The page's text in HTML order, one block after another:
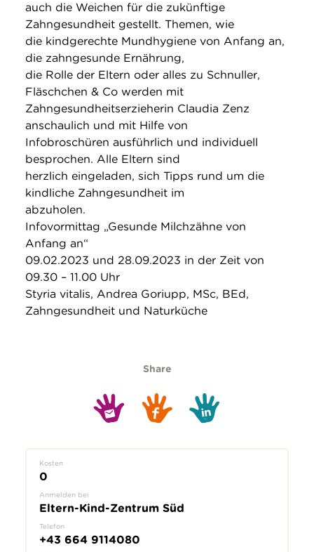
auch die Weichen für die zukünftige
Zahngesundheit gestellt. Themen, wie
die kindgerechte Mundhygiene von Anfang an,
die zahngesunde Ernährung,
die Rolle der Eltern oder alles zu Schnuller,
Fläschchen & Co werden mit
Zahngesundheitserzieherin Claudia Zenz
anschaulich und mit Hilfe von
Infobroschüren ausführlich und individuell
besprochen. Alle Eltern sind
herzlich eingeladen, sich Tipps rund um die
kindliche Zahngesundheit im
abzuholen.
Infovormittag „Gesunde Milchzähne von
Anfang an“
09.02.2023 und 28.09.2023 in der Zeit von
09.30 – 11.00 Uhr
Styria vitalis, Andrea Goriupp, MSc, BEd,
Zahngesundheit und Naturküche
Share
Kosten
0
Anmelden bei
Eltern-Kind-Zentrum Süd
Telefon
+43 664 9114080